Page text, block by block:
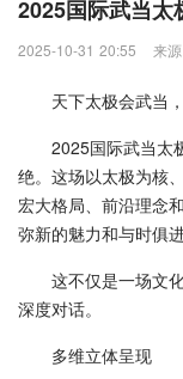
2025国际武当太
2025-10-31 20:55 来
天下太极会武当
2025国际武当太
绝。这场以太极为核
宏大格局、前沿理念
弥新的魅力和与时俱进
这不仅是一场文
深度对话。
多维立体呈现